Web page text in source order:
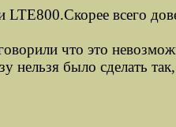
всего
что это
нельзя было сделать